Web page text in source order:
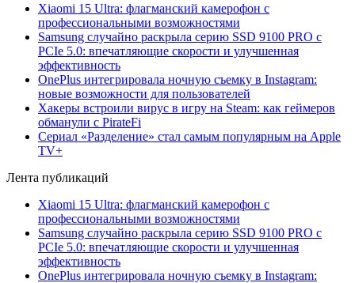
Xiaomi 15 Ultra: флагманский камерофон с
профессиональными возможностями
Samsung случайно раскрыла серию SSD 9100 PRO с
PCIe 5.0: впечатляющие скорости и улучшенная
эффективность
OnePlus интегрировала ночную съемку в Instagram:
новые возможности для пользователей
Хакеры встроили вирус в игру на Steam: как геймеров
обманули с PirateFi
Сериал «Разделение» стал самым популярным на Apple
TV+
Лента публикаций
Xiaomi 15 Ultra: флагманский камерофон с
профессиональными возможностями
Samsung случайно раскрыла серию SSD 9100 PRO с
PCIe 5.0: впечатляющие скорости и улучшенная
эффективность
OnePlus интегрировала ночную съемку в Instagram: